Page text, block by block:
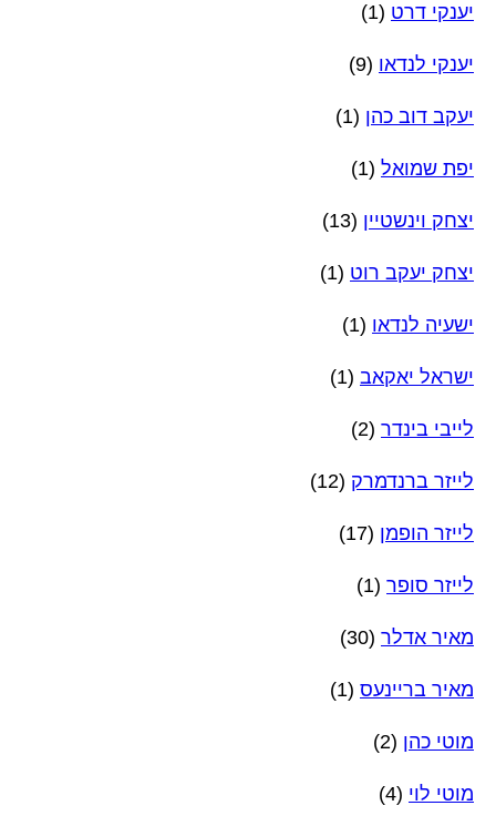
יענקי דרט (1)
יענקי לנדאו (9)
יעקב דוב כהן (1)
יפת שמואל (1)
יצחק וינשטיין (13)
יצחק יעקב רוט (1)
ישעיה לנדאו (1)
ישראל יאקאב (1)
לייבי בינדר (2)
לייזר ברנדמרק (12)
לייזר הופמן (17)
לייזר סופר (1)
מאיר אדלר (30)
מאיר בריינעס (1)
מוטי כהן (2)
מוטי לוי (4)